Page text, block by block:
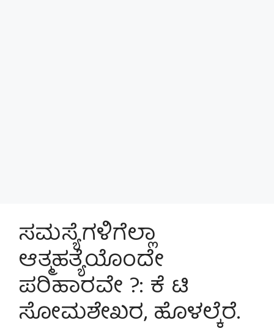
ಸಮಸ್ಯೆಗಳಿಗೆಲ್ಲಾ
ಆತ್ಮಹತ್ಯೆಯೊಂದೇ
ಪರಿಹಾರವೇ ?: ಕೆ ಟಿ
ಸೋಮಶೇಖರ, ಹೊಳಲ್ಕೆರೆ.